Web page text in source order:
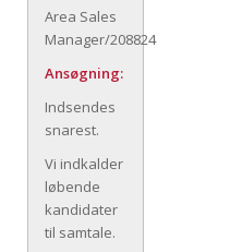
Area Sales
Manager/208824
Ansøgning:
Indsendes
snarest.
Vi indkalder
løbende
kandidater
til samtale.